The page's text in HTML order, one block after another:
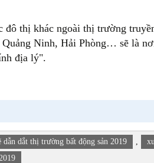
đô thị khác ngoài thị trường
Ninh, Hải Phòng… sẽ là
địa lý".
dắt thị trường bất động sản 2019 ,